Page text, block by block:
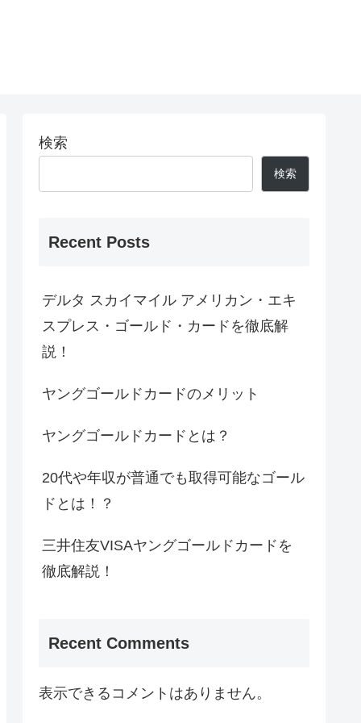
検索
検索
Recent Posts
デルタ スカイマイル アメリカン・エキ
スプレス・ゴールド・カードを徹底解
説！
ヤングゴールドカードのメリット
ヤングゴールドカードとは？
20代や年収が普通でも取得可能なゴール
ドとは！？
三井住友VISAヤングゴールドカードを
徹底解説！
Recent Comments
表示できるコメントはありません。